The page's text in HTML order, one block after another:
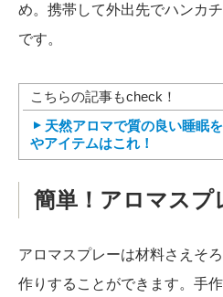
め。携帯して外出先でハンカ
です。
こちらの記事もcheck！
天然アロマで質の良い睡眠
やアイテムはこれ！
簡単！アロマスプ
アロマスプレーは材料さえそ
作りすることができます。手